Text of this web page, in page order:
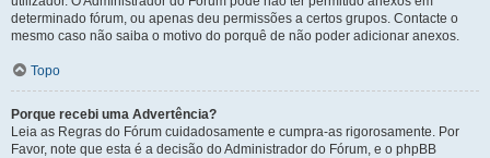
determinado fórum, ou apenas deu permissões a certos grupos. Contacte o
mesmo caso não saiba o motivo do porquê de não poder adicionar anexos.
Topo
Porque recebi uma Advertência?
Leia as Regras do Fórum cuidadosamente e cumpra-as rigorosamente. Por
Favor, note que esta é a decisão do Administrador do Fórum, e o phpBB